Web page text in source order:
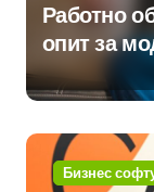
Работно
опит за
Бизнес